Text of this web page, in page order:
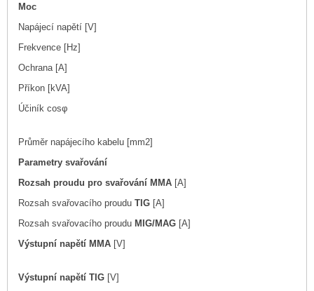
Moc
Napájecí napětí [V]
Frekvence [Hz]
Ochrana [A]
Příkon [kVA]
Účiník cosφ
Průměr napájecího kabelu [mm2]
Parametry svařování
Rozsah proudu pro svařování MMA [A]
Rozsah svařovacího proudu TIG [A]
Rozsah svařovacího proudu MIG/MAG [A]
Výstupní napětí MMA [V]
Výstupní napětí TIG [V]